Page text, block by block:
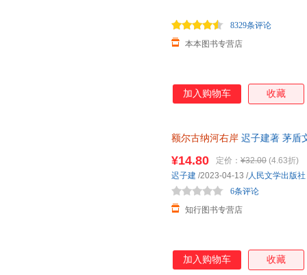
本本图书专营店
8329条评论
加入购物车 收藏
额尔古纳河右岸 迟子建著 茅盾
¥14.80 定价： ¥32.00 (4.63折)
知行图书专营店
6条评论
迟子建 /2023-04-13 /人民文学出版社
加入购物车 收藏